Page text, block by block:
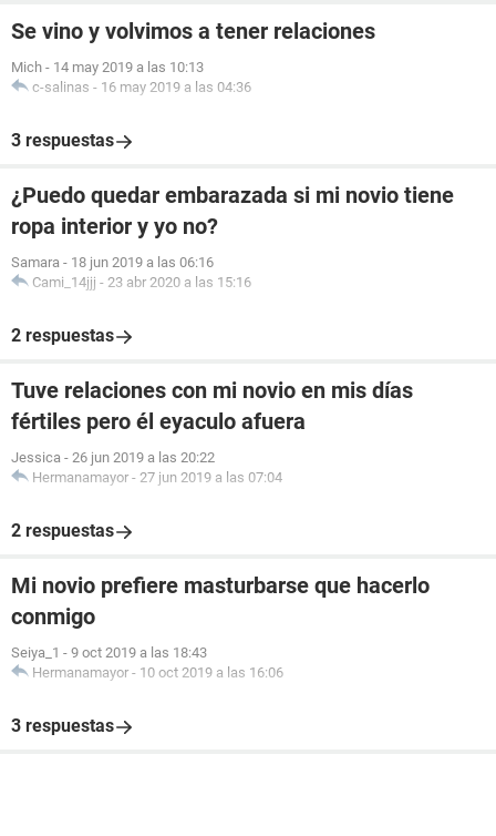
Se vino y volvimos a tener relaciones
Mich - 14 may 2019 a las 10:13
c-salinas - 16 may 2019 a las 04:36
3 respuestas
¿Puedo quedar embarazada si mi novio tiene
ropa interior y yo no?
Samara - 18 jun 2019 a las 06:16
Cami_14jjj - 23 abr 2020 a las 15:16
2 respuestas
Tuve relaciones con mi novio en mis días
fértiles pero él eyaculo afuera
Jessica - 26 jun 2019 a las 20:22
Hermanamayor - 27 jun 2019 a las 07:04
2 respuestas
Mi novio prefiere masturbarse que hacerlo
conmigo
Seiya_1 - 9 oct 2019 a las 18:43
Hermanamayor - 10 oct 2019 a las 16:06
3 respuestas